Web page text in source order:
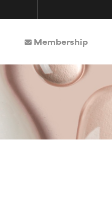
Membership